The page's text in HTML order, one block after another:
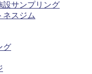
設サンプリング
ネスジム
グ